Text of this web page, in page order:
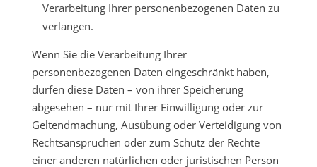
Verarbeitung Ihrer personenbezogenen Daten zu
verlangen.
Wenn Sie die Verarbeitung Ihrer
personenbezogenen Daten eingeschränkt haben,
dürfen diese Daten – von ihrer Speicherung
abgesehen – nur mit Ihrer Einwilligung oder zur
Geltendmachung, Ausübung oder Verteidigung von
Rechtsansprüchen oder zum Schutz der Rechte
einer anderen natürlichen oder juristischen Person